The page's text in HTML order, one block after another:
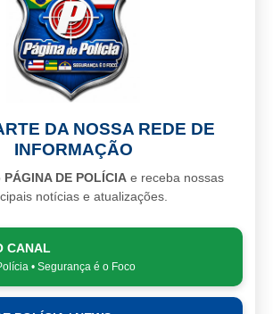
DA NOSSA REDE DE
INFORMAÇÃO
PÁGINA DE POLÍCIA e receba nossas
notícias e atualizações.
CANAL
• Segurança é o Foco